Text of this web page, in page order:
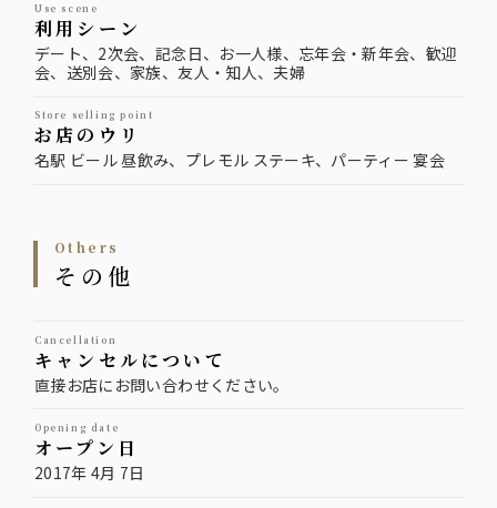
use scene
利用シーン
デート、2次会、記念日、お一人様、忘年会・新年会、歓迎
会、送別会、家族、友人・知人、夫婦
store selling point
お店のウリ
名駅 ビール 昼飲み、プレモル ステーキ、パーティー 宴会
others
その他
cancellation
キャンセルについて
直接お店にお問い合わせください。
opening date
オープン日
2017年 4月 7日